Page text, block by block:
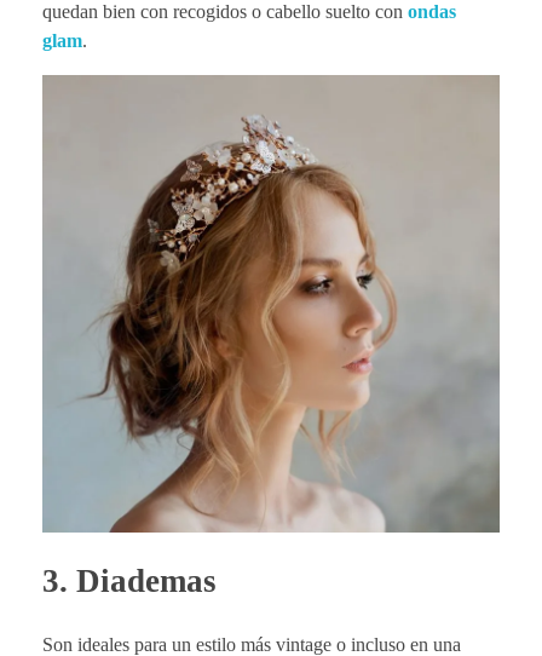
quedan bien con recogidos o cabello suelto con ondas
glam.
3. Diademas
Son ideales para un estilo más vintage o incluso en una